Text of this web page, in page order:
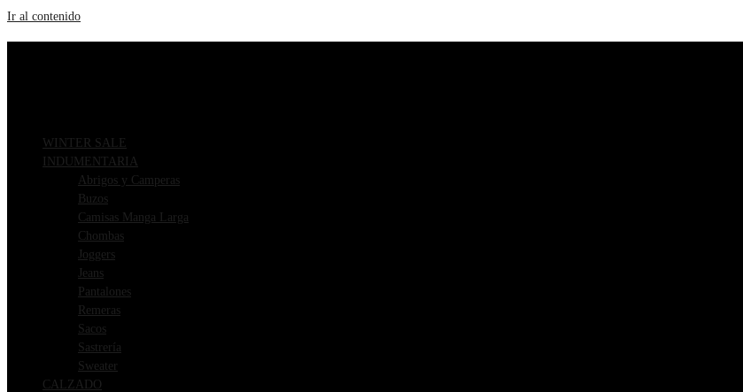
Ir al contenido
WINTER SALE
INDUMENTARIA
Abrigos y Camperas
Buzos
Camisas Manga Larga
Chombas
Joggers
Jeans
Pantalones
Remeras
Sacos
Sastrería
Sweater
CALZADO